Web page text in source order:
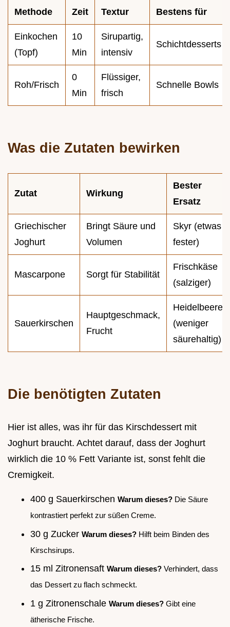
Methode Zeit Textur Bestens für
Einkochen
(Topf)
10
Min
Sirupartig,
intensiv
Schichtdesserts
Roh/Frisch
0
Min
Flüssiger,
frisch
Schnelle Bowls
Was die Zutaten bewirken
Zutat Wirkung
Bester
Ersatz
Griechischer
Joghurt
Bringt Säure und
Volumen
Skyr (etwas
fester)
Mascarpone Sorgt für Stabilität
Frischkäse
(salziger)
Sauerkirschen
Hauptgeschmack,
Frucht
Heidelbeeren
(weniger
säurehaltig)
Die benötigten Zutaten
Hier ist alles, was ihr für das Kirschdessert mit
Joghurt braucht. Achtet darauf, dass der Joghurt
wirklich die 10 % Fett Variante ist, sonst fehlt die
Cremigkeit.
400 g Sauerkirschen Warum dieses? Die Säure
kontrastiert perfekt zur süßen Creme.
30 g Zucker Warum dieses? Hilft beim Binden des
Kirschsirups.
15 ml Zitronensaft Warum dieses? Verhindert, dass
das Dessert zu flach schmeckt.
1 g Zitronenschale Warum dieses? Gibt eine
ätherische Frische.